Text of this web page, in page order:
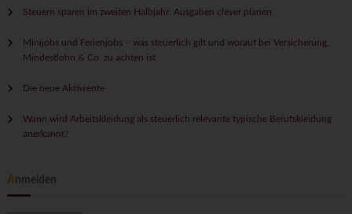
c
:
Steuern sparen im zweiten Halbjahr: Ausgaben clever planen
Minijobs und Ferienjobs – was steuerlich gilt und worauf bei Versicherung,
Mindestlohn & Co. zu achten ist
Die neue Aktivrente
Wann wird Arbeitskleidung als steuerlich relevante typische Berufskleidung
anerkannt?
Anmelden